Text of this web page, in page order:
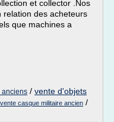
et collector .Nos
relation des acheteurs
que machines a
anciens / vente d'objets
vente casque militaire ancien /